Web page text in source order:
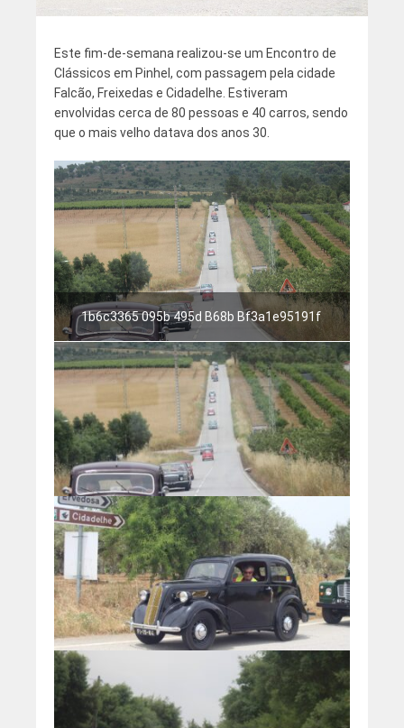
Este fim-de-semana realizou-se um Encontro de
Clássicos em Pinhel, com passagem pela cidade
Falcão, Freixedas e Cidadelhe. Estiveram
envolvidas cerca de 80 pessoas e 40 carros, sendo
que o mais velho datava dos anos 30.
1b6c3365 095b 495d B68b Bf3a1e95191f